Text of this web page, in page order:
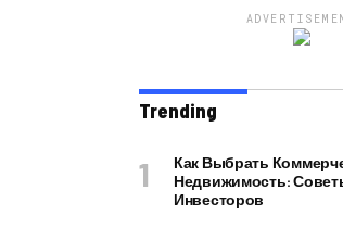
Trending
Как Выбрать
Недвижимость:
Инвесторов